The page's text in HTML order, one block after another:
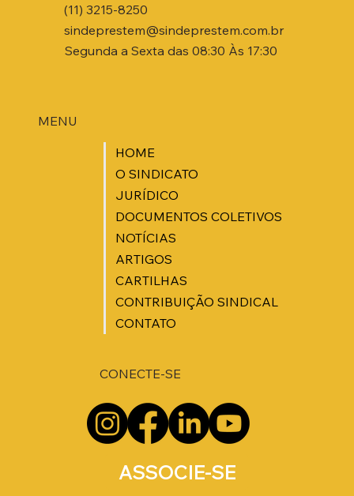
MENU
HOME
O SINDICATO
JURÍDICO
DOCUMENTOS COLETIVOS
NOTÍCIAS
ARTIGOS
CARTILHAS
CONTRIBUIÇÃO SINDICAL
CONTATO
(11) 3215-8250
sindeprestem@sindeprestem.com.br
Segunda a Sexta das 08:30 Às 17:30
ASSOCIE-SE
CONECTE-SE